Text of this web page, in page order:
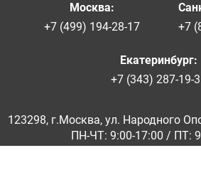
Москва:
+7 (499) 194-28-17
+7
Екатеринбург:
+7 (343) 287-19-
123298, г.Москва, ул. Народного
ПН-ЧТ: 9:00-17:00 / ПТ: